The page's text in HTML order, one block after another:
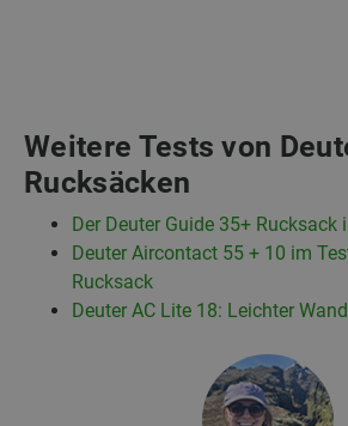
Weitere Tests von
Rucksäcken
Der Deuter Guide 35+ Rucksack
Deuter Aircontact 55 + 10 im
Rucksack
Deuter AC Lite 18: Leichter